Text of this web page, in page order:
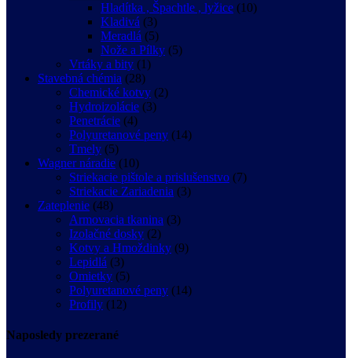
Hladítka , Špachtle , lyžice (10)
Kladivá (3)
Meradlá (5)
Nože a Pílky (5)
Vrtáky a bity (1)
Stavebná chémia (28)
Chemické kotvy (2)
Hydroizolácie (3)
Penetrácie (4)
Polyuretanové peny (14)
Tmely (5)
Wagner náradie (10)
Striekacie pištole a prislušenstvo (7)
Striekacie Zariadenia (3)
Zateplenie (48)
Armovacia tkanina (3)
Izolačné dosky (2)
Kotvy a Hmoždinky (9)
Lepidlá (3)
Omietky (5)
Polyuretanové peny (14)
Profily (12)
Naposledy prezerané